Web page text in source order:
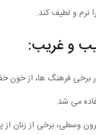
نرم و لطیف کند.
و غریب:
فرهنگ ها، از خون
می شد.
وسطی، برخی از زنان از